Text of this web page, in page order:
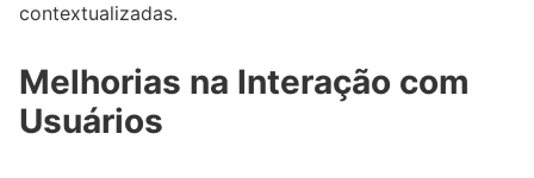
contextualizadas.
Melhorias na Interação com
Usuários